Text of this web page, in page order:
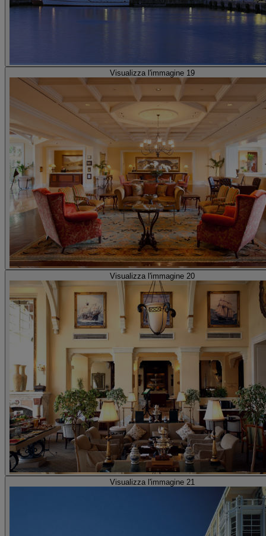
Visualizza l'immagine 19
Visualizza l'immagine 20
Visualizza l'immagine 21